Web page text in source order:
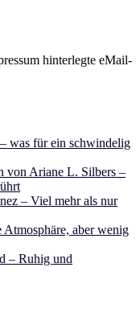
hinterlegte eMail-
was für ein schwindelig
von Ariane L. Silbers –
– Viel mehr als nur
aber wenig
– Ruhig und